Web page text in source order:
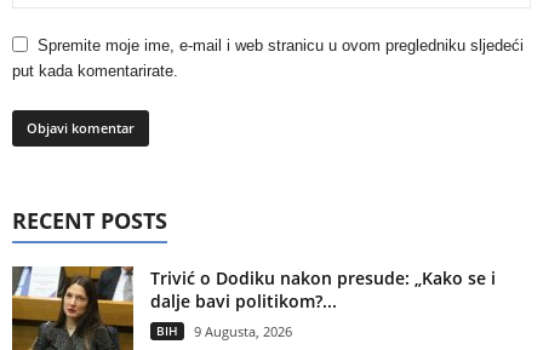
Spremite moje ime, e-mail i web stranicu u ovom pregledniku sljedeći
put kada komentarirate.
RECENT POSTS
Trivić o Dodiku nakon presude: „Kako se i
dalje bavi politikom?...
BIH 9 Augusta, 2026